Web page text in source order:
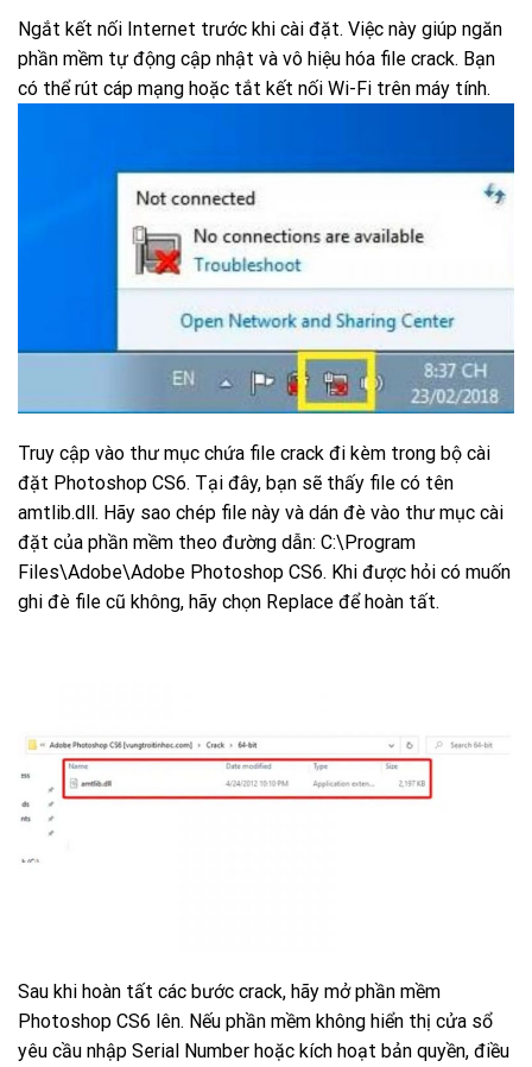
Ngắt kết nối Internet trước khi cài đặt. Việc này giúp ngăn
phần mềm tự động cập nhật và vô hiệu hóa file crack. Bạn
có thể rút cáp mạng hoặc tắt kết nối Wi-Fi trên máy tính.
Truy cập vào thư mục chứa file crack đi kèm trong bộ cài
đặt Photoshop CS6. Tại đây, bạn sẽ thấy file có tên
amtlib.dll. Hãy sao chép file này và dán đè vào thư mục cài
đặt của phần mềm theo đường dẫn: C:\Program
Files\Adobe\Adobe Photoshop CS6. Khi được hỏi có muốn
ghi đè file cũ không, hãy chọn Replace để hoàn tất.
Sau khi hoàn tất các bước crack, hãy mở phần mềm
Photoshop CS6 lên. Nếu phần mềm không hiển thị cửa sổ
yêu cầu nhập Serial Number hoặc kích hoạt bản quyền, điều